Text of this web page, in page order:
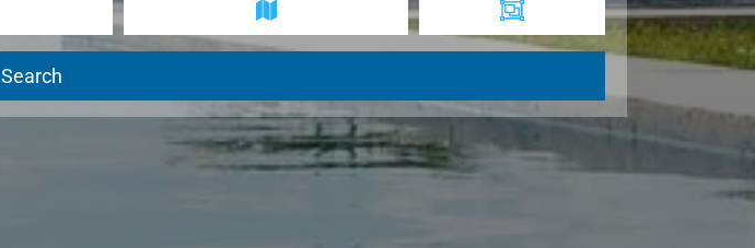
Search